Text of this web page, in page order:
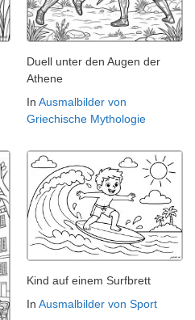
Duell unter den Augen der
Athene
In Ausmalbilder von
Griechische Mythologie
Kind auf einem Surfbrett
In Ausmalbilder von Sport